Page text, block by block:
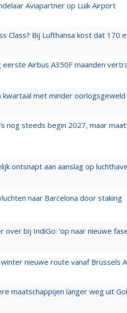
Aviapartner op Luik Airport
Class? Bij Lufthansa kost dat 170
eerste Airbus A350F maanden
kwartaal met minder oorlogsgeweld
nog steeds begin 2027, maar
ontsnapt aan aanslag op
naar Barcelona door staking
over bij IndiGo: 'op naar nieuwe
nieuwe route vanaf Brussels
maatschappijen langer weg uit